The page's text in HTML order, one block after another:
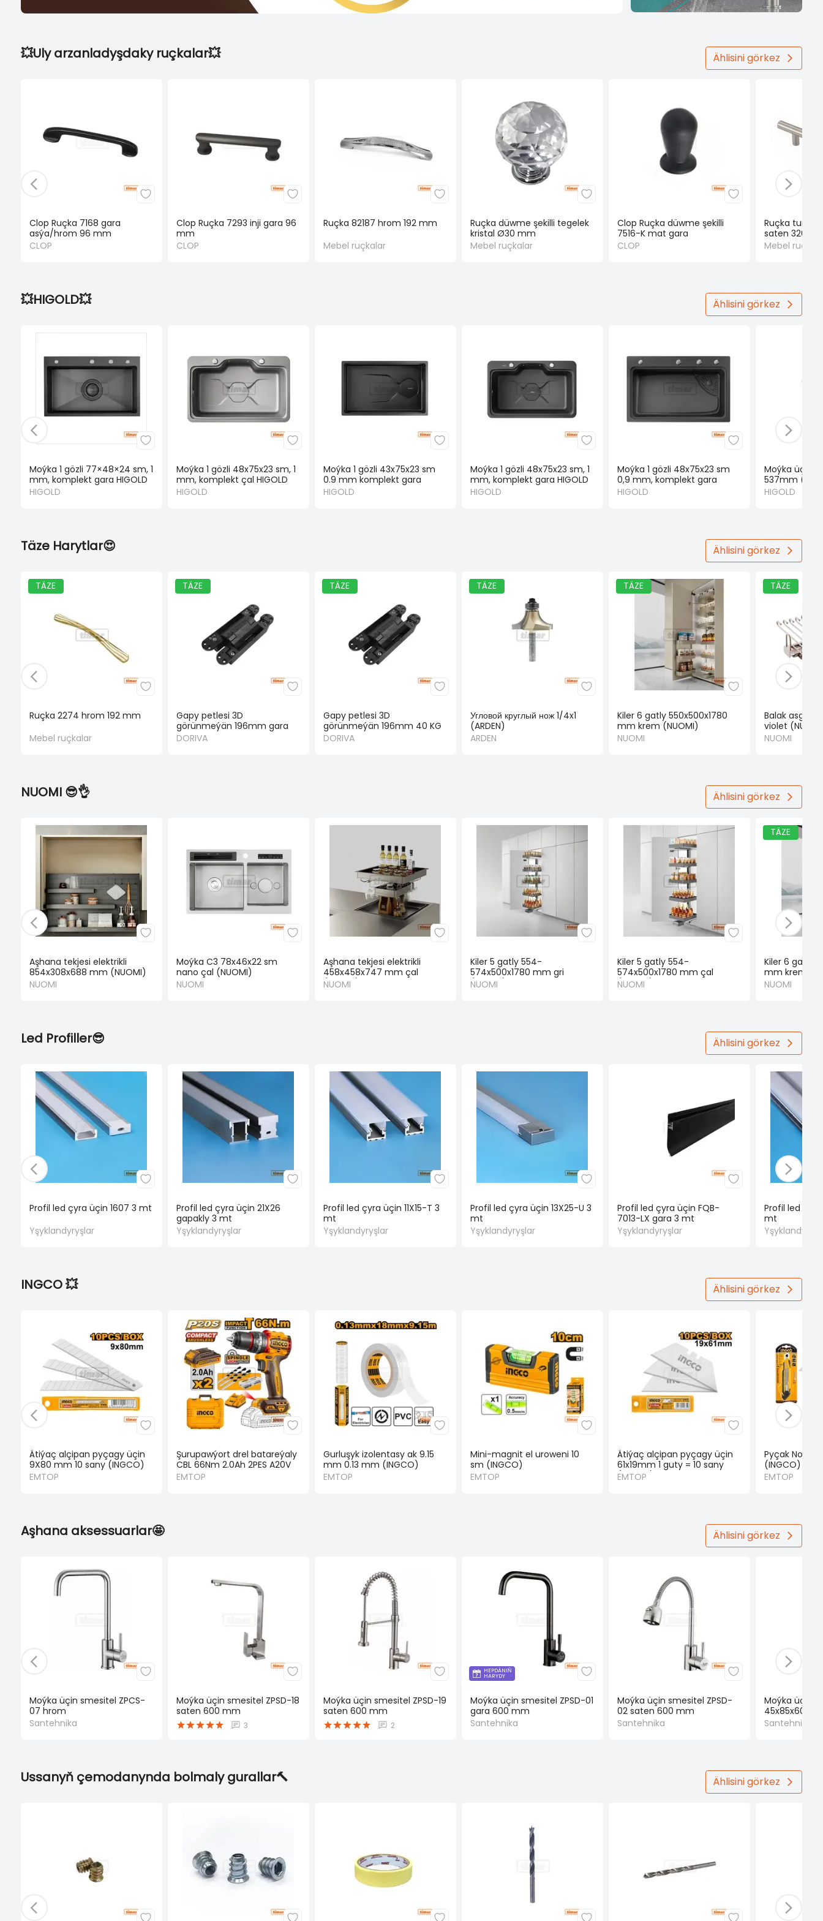
💥Uly arzanladyşdaky ruçkalar💥 Ählisini görkez
Clop Ruçka 7168 gara
asýa/hrom 96 mm
CLOP
Clop Ruçka 7293 inji gara 96
mm
CLOP
Ruçka 82187 hrom 192 mm
Mebel ruçkalar
Ruçka düwme şekilli tegelek
kristal Ø30 mm
Mebel ruçkalar
Clop Ruçka düwme şekilli
7516-K mat gara
CLOP
Ruçka turba
saten 320
Mebel
💥HIGOLD💥 Ählisini görkez
Moýka 1 gözli 77×48×24 sm, 1
mm, komplekt gara HIGOLD
HIGOLD
Moýka 1 gözli 48x75x23 sm, 1
mm, komplekt çal HIGOLD
HIGOLD
Moýka 1 gözli 43x75x23 sm
0.9 mm komplekt gara
HIGOLD
HIGOLD
Moýka 1 gözli 48x75x23 sm, 1
mm, komplekt gara HIGOLD
HIGOLD
Moýka 1 gözli 48x75x23 sm
0,9 mm, komplekt gara
HIGOLD
HIGOLD
Moýka üçin
537mm
HIGOLD
Täze Harytlar😍 Ählisini görkez
TÄZE
Ruçka 2274 hrom 192 mm
Mebel ruçkalar
TÄZE
Gapy petlesi 3D
görünmeýän 196mm gara
DORIVA
TÄZE
Gapy petlesi 3D
görünmeýän 196mm 40 KG
gara
DORIVA
TÄZE
Угловой круглый нож 1/4x1
(ARDEN)
ARDEN
TÄZE
Kiler 6 gatly 550x500x1780
mm krem (NUOMI)
NUOMI
TÄZE
Balak asgyç
violet
NUOMI
NUOMI 😎👌 Ählisini görkez
Aşhana tekjesi elektrikli
854x308x688 mm (NUOMI)
NUOMI
Moýka C3 78x46x22 sm
nano çal (NUOMI)
NUOMI
Aşhana tekjesi elektrikli
458x458x747 mm çal
(NUOMI)
NUOMI
Kiler 5 gatly 554-
574x500x1780 mm gri
(NUOMI)
NUOMI
Kiler 5 gatly 554-
574x500x1780 mm çal
(NUOMI)
NUOMI
TÄZE
Kiler 6 gatly
mm krem
NUOMI
Led Profiller😎 Ählisini görkez
Profil led çyra üçin 1607 3 mt
Yşyklandyryşlar
Profil led çyra üçin 21X26
gapakly 3 mt
Yşyklandyryşlar
Profil led çyra üçin 11X15-T 3
mt
Yşyklandyryşlar
Profil led çyra üçin 13X25-U 3
mt
Yşyklandyryşlar
Profil led çyra üçin FQB-
7013-LX gara 3 mt
Yşyklandyryşlar
Profil led
mt
INGCO 💥 Ählisini görkez
Ätiýaç alçipan pyçagy üçin
9X80 mm 10 sany (INGCO)
EMTOP
Şurupawýort drel batareýaly
CBL 66Nm 2.0Ah 2PES A20V
EMTOP
Gurluşyk izolentasy ak 9.15
mm 0.13 mm (INGCO)
EMTOP
Mini-magnit el uroweni 10
sm (INGCO)
EMTOP
Ätiýaç alçipan pyçagy üçin
61x19mm 1 guty = 10 sany
(INGCO)
EMTOP
Pyçak No3
(INGCO)
EMTOP
Aşhana aksessuarlar🤩 Ählisini görkez
Moýka üçin smesitel ZPCS-
07 hrom
Santehnika
Moýka üçin smesitel ZPSD-18
saten 600 mm
3
Moýka üçin smesitel ZPSD-19
saten 600 mm
2
HEPDÄNIŇ
HARYDY
Moýka üçin smesitel ZPSD-01
gara 600 mm
Santehnika
Moýka üçin smesitel ZPSD-
02 saten 600 mm
Santehnika
Moýka üçin
45x85x600
Santehnika
Ussanyň çemodanynda bolmaly gurallar🔨 Ählisini görkez